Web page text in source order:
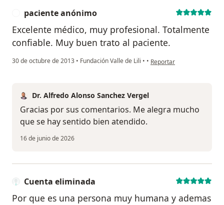
paciente anónimo
Excelente médico, muy profesional. Totalmente
confiable. Muy buen trato al paciente.
30 de octubre de 2013 • Fundación Valle de Lili • • en opinión del usuario
Reportar
Dr. Alfredo Alonso Sanchez Vergel
Gracias por sus comentarios. Me alegra mucho
que se hay sentido bien atendido.
16 de junio de 2026
Cuenta eliminada
Por que es una persona muy humana y ademas